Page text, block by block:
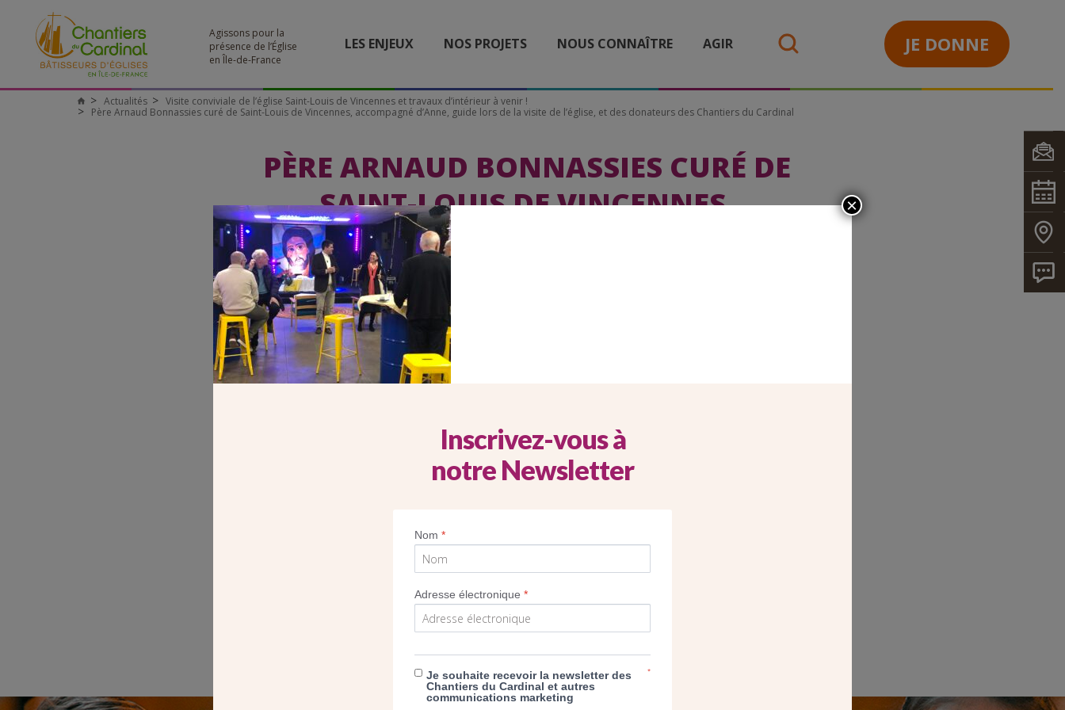
Agissons pour la
présence de l’Église
en Île-de-France
LES ENJEUX NOS PROJETS NOUS CONNAÎTRE AGIR JE DONNE
Chantiers
du
Actualités
Visite conviviale de l’église Saint-Louis de Vincennes et travaux d’intérieur à venir !
Père Arnaud Bonnassies curé de Saint-Louis de Vincennes, accompagné d’Anne, guide lors de la visite de l’église, et des donateurs des Chantiers du Cardinal
PÈRE ARNAUD BONNASSIES CURÉ DE
SAINT-LOUIS DE VINCENNES,
ACCOMPAGNÉ D’ANNE, GUIDE LORS DE LA
VISITE DE L’ÉGLISE, ET DES DONATEURS
DES CHANTIERS DU CARDINAL
Père Arnaud Bonnassies curé de Saint-Louis de Vincennes, accompagné
du Cardinal
Inscrivez-vous à
notre Newsletter
Nom*
Adresse électronique*
Je souhaite recevoir la newsletter des
Chantiers du Cardinal et autres
communications marketing
*
×